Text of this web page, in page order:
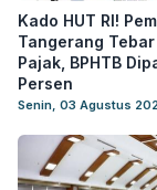
Kado HUT RI!
Tangerang
Pajak, BPHTB
Persen
Senin, 03 Agustus